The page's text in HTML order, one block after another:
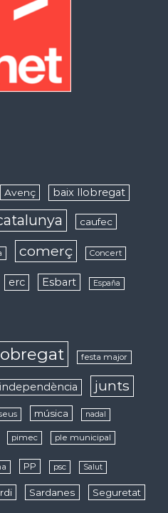
Avenç baix llobregat
caufec
comerç Concert
erc Esbart España
festa major
independència junts
música nadal
pimec ple municipal
PP psc Salut
Sardanes Seguretat